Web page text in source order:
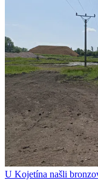
U Kojetína našli